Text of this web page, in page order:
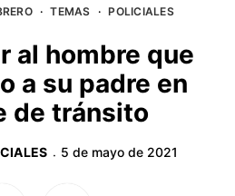
· TEMAS · POLICIALES
al hombre que
a su padre en
de tránsito
· 5 de mayo de 2021